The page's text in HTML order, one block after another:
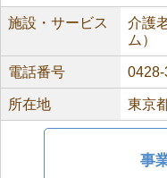
施設・サービス
介護
ム）
電話番号
所在地 東京
事